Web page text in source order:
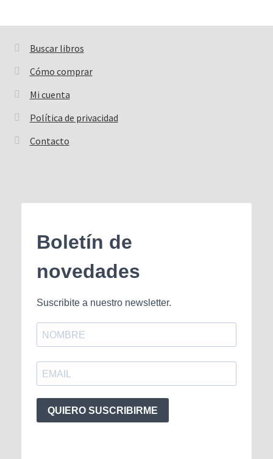
Buscar libros
Buscar:
Cómo comprar
Mi cuenta
Política de privacidad
Contacto
Boletín de
novedades
Suscribite a nuestro newsletter.
QUIERO SUSCRIBIRME